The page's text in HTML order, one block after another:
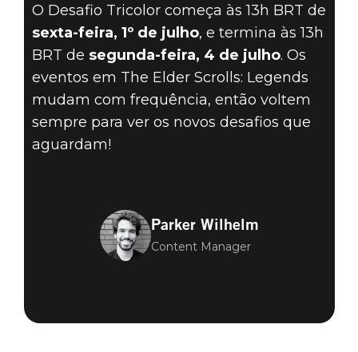
O Desafio Tricolor começa às 13h BRT de
sexta-feira, 1º de julho, e termina às 13h
BRT de segunda-feira, 4 de julho. Os
eventos em The Elder Scrolls: Legends
mudam com frequência, então voltem
sempre para ver os novos desafios que
aguardam!
Parker Wilhelm
Content Manager